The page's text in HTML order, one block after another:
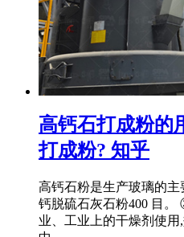
高钙石打成粉的
打成粉? 知乎
高钙石粉是生产玻璃的
钙脱硫石灰石粉400 目
业、工业上的干燥剂使